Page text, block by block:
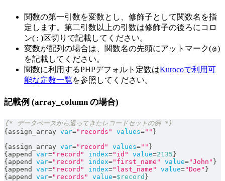
関数の第一引数を変数とし、修飾子として関数名を指
定します。第二引数以上の引数は修飾子の後ろにコロ
ン( : )区切りで記載してください。
変数が配列の場合は、関数名の先頭にアットマーク(@)
を記載してください。
関数に利用するPHPデフォルト定数はKurocoで利用可
能な定数一覧を参照してください。
記載例 (array_column の場合)
{* データベースから返ってきたレコードセットの例 *}
{ assign_array var="records" values="" }
{ assign_array var="record" values="" }
{ append var="record" index="id" value=2135 }
{ append var="record" index="first_name" value="John" }
{ append var="record" index="last_name" value="Doe" }
{ append var="records" value=$record }